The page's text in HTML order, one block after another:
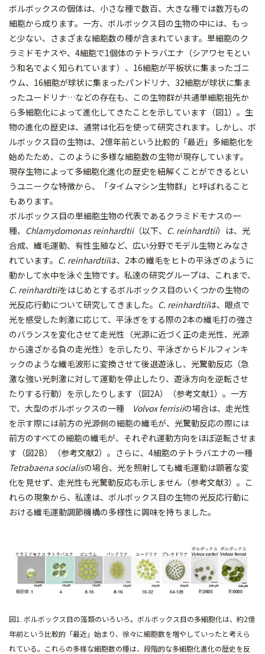
ボルボックスの個体は、小さな種で数百、大きな種では数万もの
細胞から成ります。一方、ボルボックス目の生物の中には、もっ
と少ない、さまざまな細胞数の種が含まれています。単細胞のク
ラミドモナスや、4細胞で1個体のテトラバエナ（シアワセモとい
う和名でよく知られています）、16細胞が平板状に集まったゴニ
ウム、16細胞が球状に集まったパンドリナ、32細胞が球状に集ま
ったユードリナ…などの存在も、この生物群が共通単細胞祖先か
ら多細胞化によって進化してきたことを示しています（図1）。生
物の進化の歴史は、通常は化石を使って研究されます。しかし、ボ
ルボックス目の生物は、2億年前という比較的「最近」多細胞化を
始めたため、このように多様な細胞数の生物が現存しています。
現存生物によって多細胞化進化の歴史を紐解くことができるとい
うユニークな特徴から、「タイムマシン生物群」と呼ばれること
もあります。
ボルボックス目の単細胞生物の代表であるクラミドモナスの一
種、 Chlamydomonas reinhardtii（以下、 C. reinhardtii）は、光
合成、繊毛運動、有性生殖など、広い分野でモデル生物とみなさ
れています。 C. reinhardtiiは、2本の繊毛をヒトの平泳ぎのように
動かして水中を泳ぐ生物です。私達の研究グループは、これまで、
C. reinhardtiiをはじめとするボルボックス目のいくつかの生物の
光反応行動について研究してきました。 C. reinhardtiiは、眼点で
光を感受した刺激に応じて、平泳ぎをする際の2本の繊毛打の強さ
のバランスを変化させて走光性（光源に近づく正の走光性、光源
から遠ざかる負の走光性）を示したり、平泳ぎからドルフィンキ
ックのような繊毛波形に変換させて後退遊泳し、光驚動反応（急
激な強い光刺激に対して運動を停止したり、遊泳方向を逆転させ
たりする行動）を示したりします（図2A）（参考文献1）。一方
で、大型のボルボックスの一種 Volvox ferrisiiの場合は、走光性
を示す際には前方の光源側の細胞の繊毛が、光驚動反応の際には
前方のすべての細胞の繊毛が、それぞれ運動方向をほぼ逆転させま
す（図2B）（参考文献2）。さらに、4細胞のテトラバエナの一種
Tetrabaena socialisの場合、光を照射しても繊毛運動は顕著な変
化を見せず、走光性も光驚動反応も示しません（参考文献3）。こ
れらの現象から、私達は、ボルボックス目の生物の光反応行動に
おける繊毛運動調節機構の多様性に興味を持ちました。
図1. ボルボックス目の藻類のいろいろ。ボルボックス目の多細胞化は、約2億
年前という比較的「最近」始まり、徐々に細胞数を増やしていったと考えら
れている。これらの多様な細胞数の種は、段階的な多細胞化進化の歴史を反